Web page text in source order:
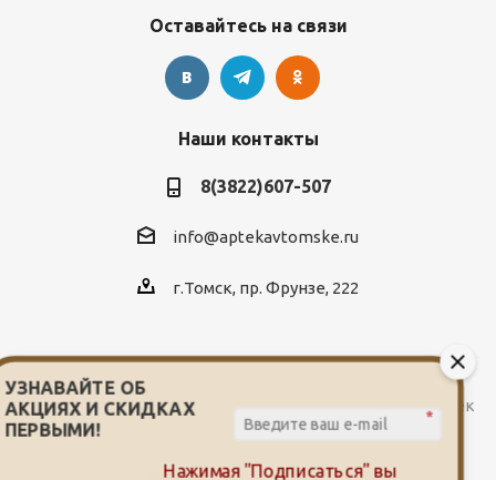
Оставайтесь на связи
Наши контакты
8(3822)607-507
info@aptekavtomske.ru
г.Томск, пр. Фрунзе, 222
2026 © Служба заказа и доставки лекарств от сети аптек
"Мой доктор"
УЗНАВАЙТЕ ОБ
АКЦИЯХ И СКИДКАХ
ПЕРВЫМИ!
Нажимая "Подписаться" вы